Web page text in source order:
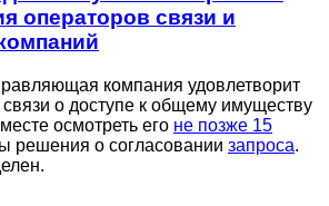
операторов связи и
компания удовлетворит
о доступе к общему имуществу
осмотреть его не позже 15
решения о согласовании запроса.